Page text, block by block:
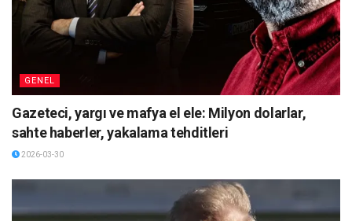
GENEL
Gazeteci, yargı ve mafya el ele: Milyon dolarlar,
sahte haberler, yakalama tehditleri
2026-03-30